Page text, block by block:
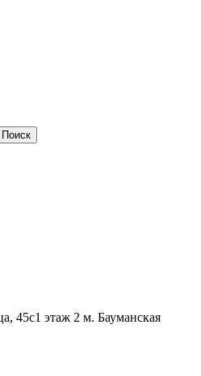
45с1 этаж 2 м. Бауманская